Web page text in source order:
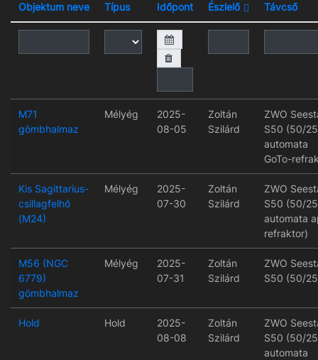
Objektum neve
Típus Időpont Észlelő Távcső
M71
gömbhalmaz
Mélyég
2025-
08-05
Zoltán
Szilárd
ZWO
S50 (50/
automata
GoTo-
Kis Sagittarius-
csillagfelhő
(M24)
Mélyég
2025-
07-30
Zoltán
Szilárd
ZWO
S50 (50/
automata
refraktor)
M56 (NGC
6779)
gömbhalmaz
Mélyég
2025-
07-31
Zoltán
Szilárd
ZWO
S50 (50/
Hold Hold
2025-
08-08
Zoltán
Szilárd
ZWO
S50 (50/
automata